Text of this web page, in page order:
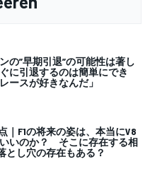
の”早期引退”の可能性は著し
に引退するのは簡単にでき
ースが好きなんだ」
｜F1の将来の姿は、本当にV8
いのか？ そこに存在する相
し穴の存在もある？